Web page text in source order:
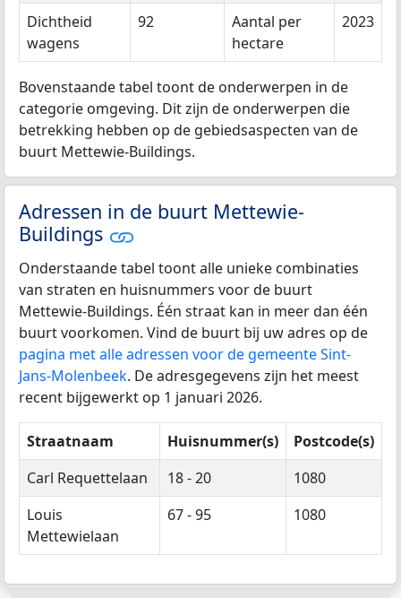
Dichtheid
wagens
92
Aantal per
hectare
2023
Bovenstaande tabel toont de onderwerpen in de
categorie omgeving. Dit zijn de onderwerpen die
betrekking hebben op de gebiedsaspecten van de
buurt Mettewie-Buildings.
Adressen in de buurt Mettewie-
Buildings
Onderstaande tabel toont alle unieke combinaties
van straten en huisnummers voor de buurt
Mettewie-Buildings. Één straat kan in meer dan één
buurt voorkomen. Vind de buurt bij uw adres op de
pagina met alle adressen voor de gemeente Sint-
Jans-Molenbeek. De adresgegevens zijn het meest
recent bijgewerkt op 1 januari 2026.
Straatnaam Huisnummer(s)
Postcode(s)
Carl Requettelaan
18 - 20
1080
Louis
Mettewielaan
67 - 95 1080